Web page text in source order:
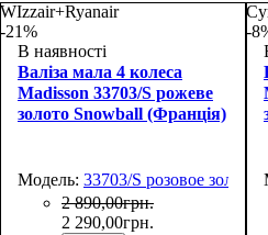
66х44х27
WIzzair+Ryanair
-21%
В наявності
Валіза мала 4 колеса
Madisson 33703/S рожеве
золото Snowball (Франція)
Модель: 33703/S розовое золото
2 890,00грн.
2 290,00грн.
-